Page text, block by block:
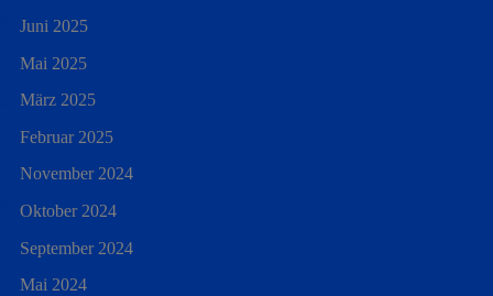
Juni 2025
Mai 2025
März 2025
Februar 2025
November 2024
Oktober 2024
September 2024
Mai 2024